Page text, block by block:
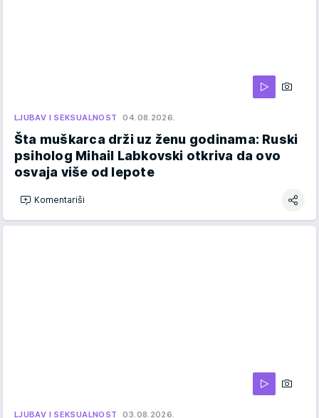
LJUBAV I SEKSUALNOST 04.08.2026.
Šta muškarca drži uz ženu godinama: Ruski
psiholog Mihail Labkovski otkriva da ovo
osvaja više od lepote
Komentariši
LJUBAV I SEKSUALNOST 03.08.2026.